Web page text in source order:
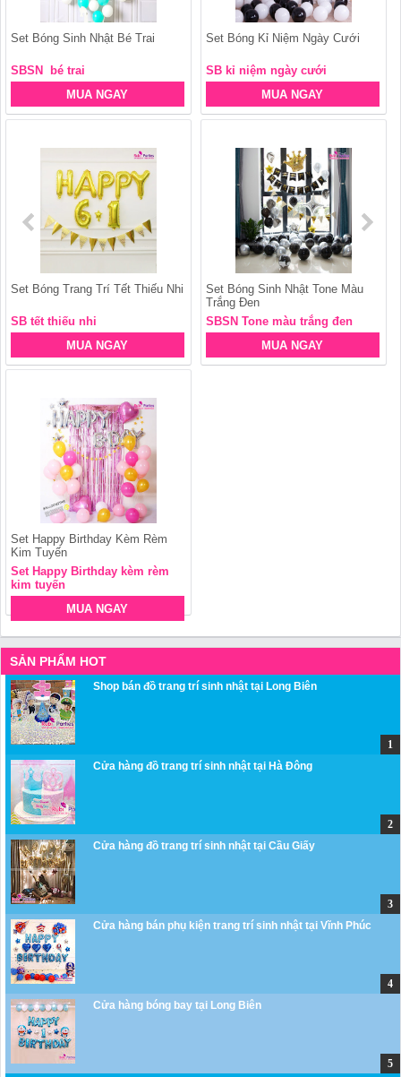
Set Bóng Sinh Nhật Bé Trai
SBSN bé trai
MUA NGAY
Set Bóng Kỉ Niệm Ngày Cưới
SB kỉ niệm ngày cưới
MUA NGAY
Set Bóng Trang Trí Tết Thiếu Nhi
SB tết thiếu nhi
MUA NGAY
Set Bóng Sinh Nhật Tone Màu
Trắng Đen
SBSN Tone màu trắng đen
MUA NGAY
Set Happy Birthday Kèm Rèm
Kim Tuyến
Set Happy Birthday kèm rèm
kim tuyến
MUA NGAY
SẢN PHẨM HOT
Shop bán đồ trang trí sinh nhật tại Long Biên
Cửa hàng đồ trang trí sinh nhật tại Hà Đông
Cửa hàng đồ trang trí sinh nhật tại Cầu Giấy
Cửa hàng bán phụ kiện trang trí sinh nhật tại Vĩnh Phúc
Cửa hàng bóng bay tại Long Biên